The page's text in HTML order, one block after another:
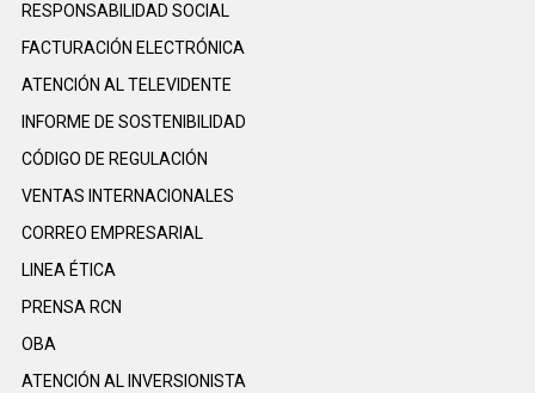
RESPONSABILIDAD SOCIAL
FACTURACIÓN ELECTRÓNICA
ATENCIÓN AL TELEVIDENTE
INFORME DE SOSTENIBILIDAD
CÓDIGO DE REGULACIÓN
VENTAS INTERNACIONALES
CORREO EMPRESARIAL
LINEA ÉTICA
PRENSA RCN
OBA
ATENCIÓN AL INVERSIONISTA